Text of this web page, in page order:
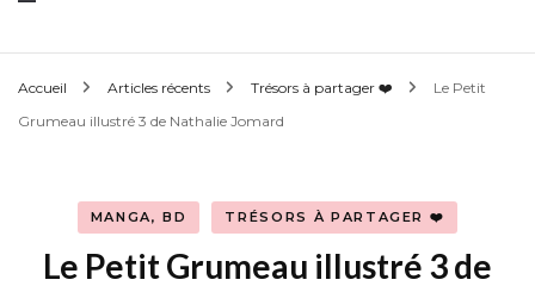
Accueil Articles récents Trésors à partager ❤️
Le Petit
Grumeau illustré 3 de Nathalie Jomard
MANGA, BD TRÉSORS À PARTAGER ❤️
Le Petit Grumeau illustré 3 de